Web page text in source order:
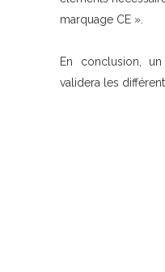
marquage CE ».
En conclusion,
validera les